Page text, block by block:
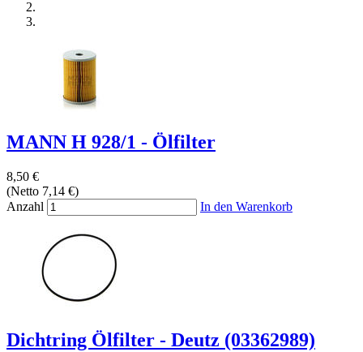
MANN H 928/1 - Ölfilter
8,50 €
(Netto 7,14 €)
Anzahl
In den Warenkorb
Dichtring Ölfilter - Deutz (03362989)